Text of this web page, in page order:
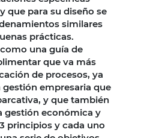
que para su diseño se
similares
prácticas.
una guía de
que va más
de procesos, ya
gestión empresaria que
y que también
gestión económica y
principios y cada uno